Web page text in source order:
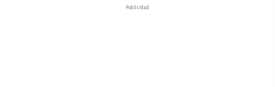
Publicidad